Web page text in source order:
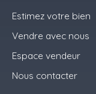
Estimez votre bien
Vendre avec nous
Espace vendeur
Nous contacter